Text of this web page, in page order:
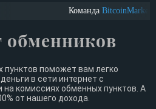
Войти
Команда BitcoinMarket
поможет вам легко
в сети интернет с
комиссиях обменных пунктов. А
от нашего дохода.